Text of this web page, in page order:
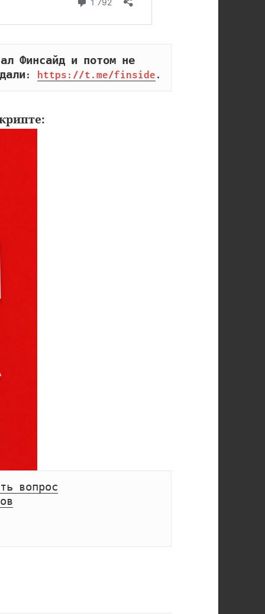
Финсайд и потом не
https://t.me/finside .
вопрос